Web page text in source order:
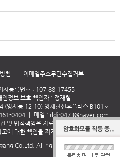
침 이메일주소무단수집거부
자등록번호 : 107-88-17455
인정보 보호 책임자 : 정재철
(양재동 12-10) 양재한신휴플러스 B101호
0404 메일 : rldjr0473@naver.com
및 법적책임은 자료제공자에 있으므로
에 대한 책임을 지지 않습니다
Co,Ltd. All rights reserved.